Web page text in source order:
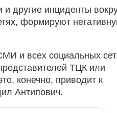
другие инциденты
формируют
и всех социальных
ТЦК или
конечно, приводит к
Антипович.